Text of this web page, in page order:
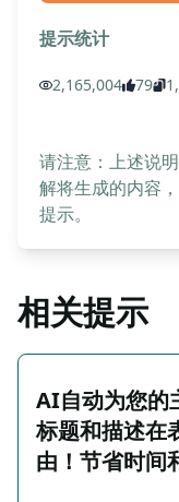
提示统计
2,165,004 79
请注意：上述说
解将生成的内容
提示。
相关提示
AI自动为您的
标题和描述在
由！节省时间